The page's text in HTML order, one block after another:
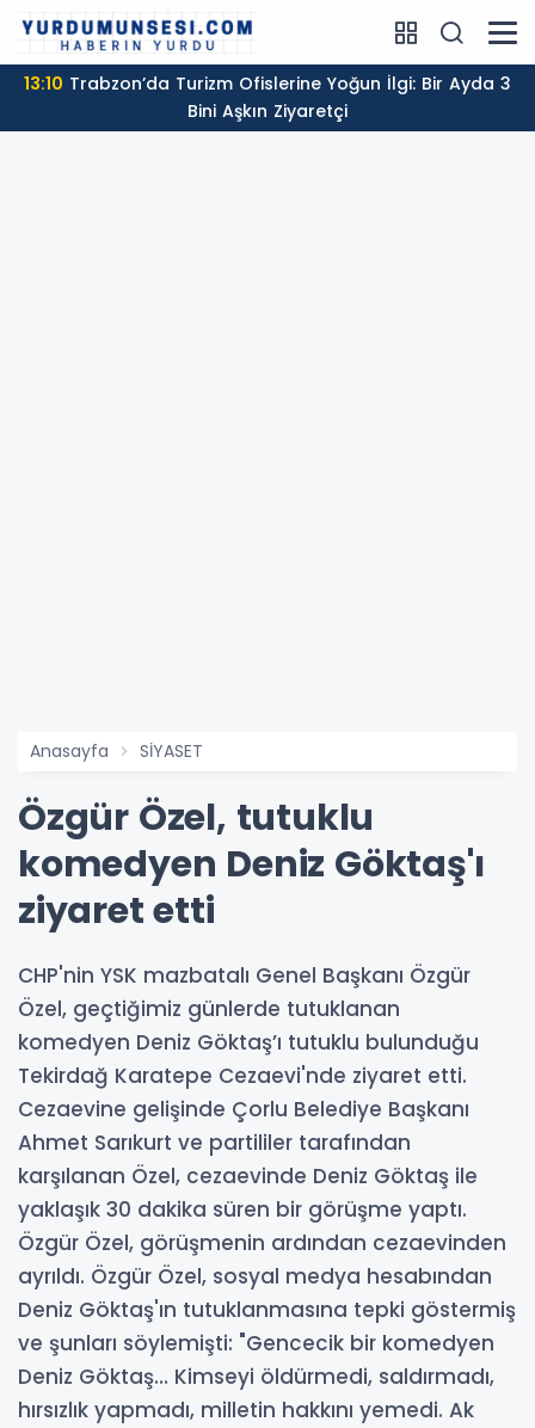
13:10
Bini Aşkın Ziyaretçi
Anasayfa SİYASET
Özgür Özel, tutuklu
komedyen Deniz Göktaş'ı
ziyaret etti
CHP'nin YSK mazbatalı Genel Başkanı Özgür
Özel, geçtiğimiz günlerde tutuklanan
komedyen Deniz Göktaş’ı tutuklu bulunduğu
Tekirdağ Karatepe Cezaevi'nde ziyaret etti.
Cezaevine gelişinde Çorlu Belediye Başkanı
Ahmet Sarıkurt ve partililer tarafından
karşılanan Özel, cezaevinde Deniz Göktaş ile
yaklaşık 30 dakika süren bir görüşme yaptı.
Özgür Özel, görüşmenin ardından cezaevinden
ayrıldı. Özgür Özel, sosyal medya hesabından
Deniz Göktaş'ın tutuklanmasına tepki göstermiş
ve şunları söylemişti: "Gencecik bir komedyen
Deniz Göktaş… Kimseyi öldürmedi, saldırmadı,
hırsızlık yapmadı, milletin hakkını yemedi. Ak